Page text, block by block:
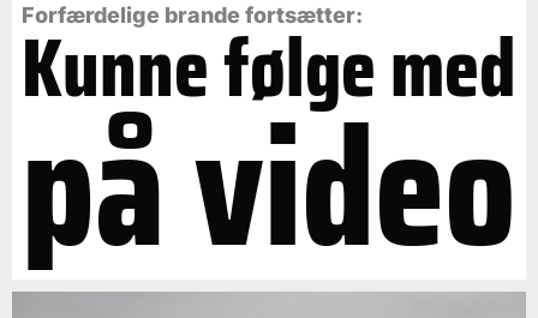
Forfærdelige brande fortsætter:
Kunne følge med
på video